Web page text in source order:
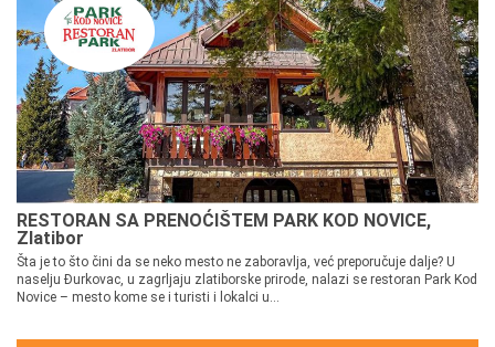
RESTORAN SA PRENOĆIŠTEM PARK KOD NOVICE,
Zlatibor
Šta je to što čini da se neko mesto ne zaboravlja, već preporučuje dalje? U
naselju Đurkovac, u zagrljaju zlatiborske prirode, nalazi se restoran Park Kod
Novice – mesto kome se i turisti i lokalci u...